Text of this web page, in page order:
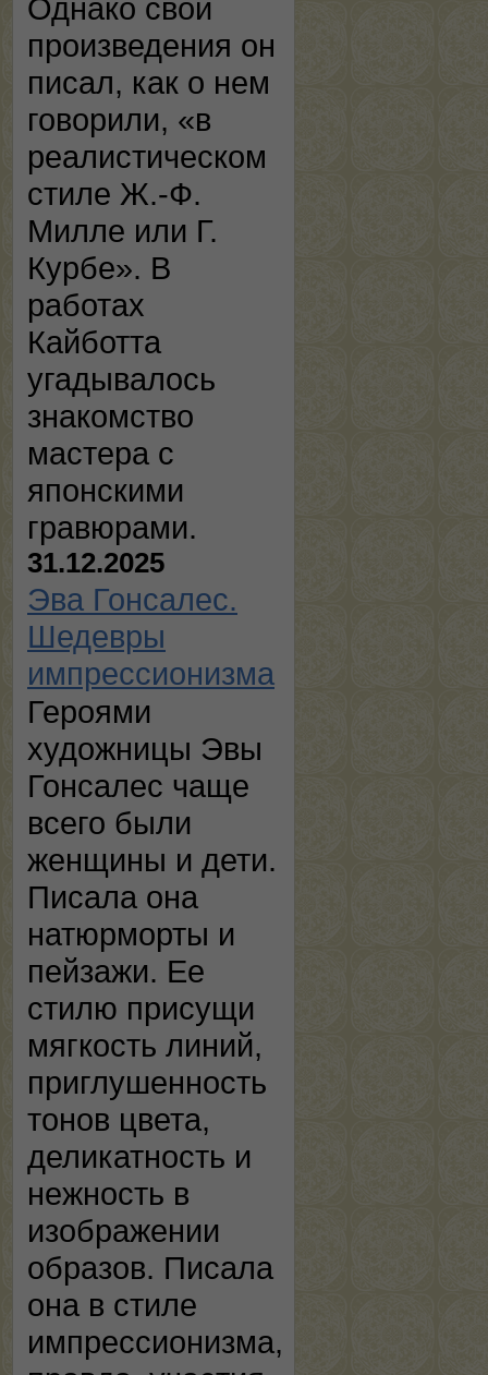
Однако свои
произведения он
писал, как о нем
говорили, «в
реалистическом
стиле Ж.-Ф.
Милле или Г.
Курбе». В
работах
Кайботта
угадывалось
знакомство
мастера с
японскими
гравюрами.
31.12.2025
Эва Гонсалес.
Шедевры
импрессионизма
Героями
художницы Эвы
Гонсалес чаще
всего были
женщины и дети.
Писала она
натюрморты и
пейзажи. Ее
стилю присущи
мягкость линий,
приглушенность
тонов цвета,
деликатность и
нежность в
изображении
образов. Писала
она в стиле
импрессионизма,